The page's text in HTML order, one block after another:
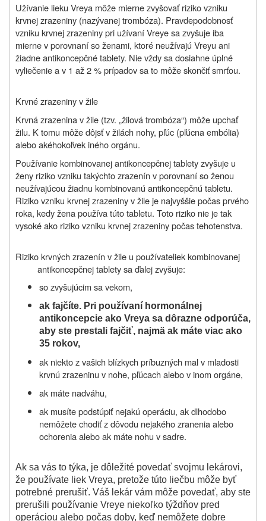
Užívanie lieku Vreya môže mierne zvyšovať riziko vzniku
krvnej zrazeniny (nazývanej trombóza). Pravdepodobnosť
vzniku krvnej zrazeniny pri užívaní Vreye sa zvyšuje iba
mierne v porovnaní so ženami, ktoré neužívajú Vreyu ani
žiadne antikoncepčné tablety. Nie vždy sa dosiahne úplné
vyliečenie a v 1 až 2 % prípadov sa to môže skončiť smrťou.
Krvné zrazeniny v žile
Krvná zrazenina v žile (tzv. „žilová trombóza“) môže upchať
žilu. K tomu môže dôjsť v žilách nohy, pľúc (pľúcna embólia)
alebo akéhokoľvek iného orgánu.
Používanie kombinovanej antikoncepčnej tablety zvyšuje u
ženy riziko vzniku takýchto zrazenín v porovnaní so ženou
neužívajúcou žiadnu kombinovanú antikoncepčnú tabletu.
Riziko vzniku krvnej zrazeniny v žile je najvyššie počas prvého
roka, kedy žena používa túto tabletu. Toto riziko nie je tak
vysoké ako riziko vzniku krvnej zrazeniny počas tehotenstva.
Riziko krvných zrazenín v žile u používateliek kombinovanej
antikoncepčnej tablety sa ďalej zvyšuje:
so zvyšujúcim sa vekom,
ak fajčíte. Pri používaní hormonálnej
antikoncepcie ako Vreya sa dôrazne odporúča,
aby ste prestali fajčiť, najmä ak máte viac ako
35 rokov,
ak niekto z vašich blízkych príbuzných mal v mladosti
krvnú zrazeninu v nohe, pľúcach alebo v inom orgáne,
ak máte nadváhu,
ak musíte podstúpiť nejakú operáciu, ak dlhodobo
nemôžete chodiť z dôvodu nejakého zranenia alebo
ochorenia alebo ak máte nohu v sadre.
Ak sa vás to týka, je dôležité povedať svojmu lekárovi,
že používate liek Vreya, pretože túto liečbu môže byť
potrebné prerušiť. Váš lekár vám môže povedať, aby ste
prerušili používanie Vreye niekoľko týždňov pred
operáciou alebo počas doby, keď nemôžete dobre